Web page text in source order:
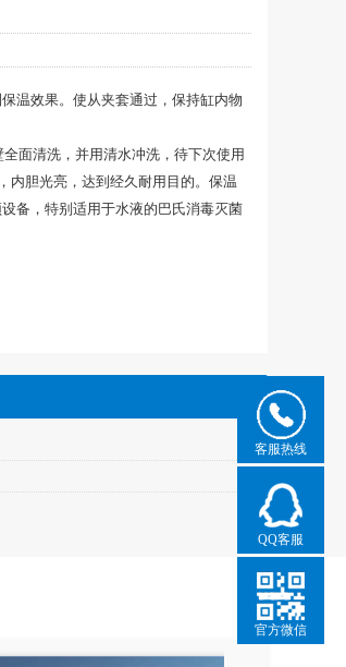
温效果。使从夹套通过，保持缸内物
面清洗，并用清水冲洗，待下次使用
内胆光亮，达到经久耐用目的。保温
备，特别适用于水液的巴氏消毒灭菌
客服热线
QQ客服
官方微信